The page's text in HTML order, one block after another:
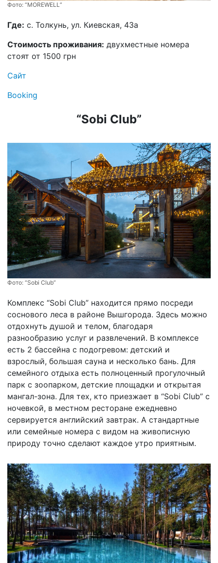
Фото: “MOREWELL”
Где: с. Толкунь, ул. Киевская, 43а
Стоимость проживания: двухместные номера
стоят от 1500 грн
Сайт
Booking
“Sobi Club”
Фото: “Sobi Club”
Комплекс “Sobi Club” находится прямо посреди
соснового леса в районе Вышгорода. Здесь можно
отдохнуть душой и телом, благодаря
разнообразию услуг и развлечений. В комплексе
есть 2 бассейна с подогревом: детский и
взрослый, большая сауна и несколько бань. Для
семейного отдыха есть полноценный прогулочный
парк с зоопарком, детские площадки и открытая
мангал-зона. Для тех, кто приезжает в “Sobi Club” с
ночевкой, в местном ресторане ежедневно
сервируется английский завтрак. А стандартные
или семейные номера с видом на живописную
природу точно сделают каждое утро приятным.